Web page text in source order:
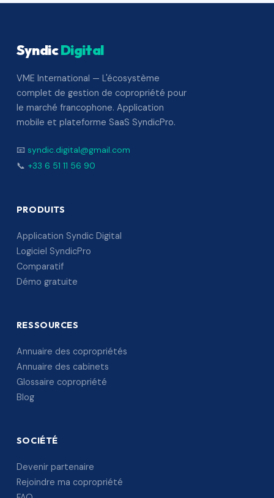
SyndicDigital
VME International — L'écosystème
complet de gestion de copropriété pour
le marché francophone. Application
mobile et plateforme SaaS SyndicPro.
📧 syndic.digital@gmail.com
📞 +33 6 51 11 56 90
PRODUITS
Application Syndic Digital
Logiciel SyndicPro
Comparatif
Démo gratuite
RESSOURCES
Annuaire des copropriétés
Annuaire des cabinets
Glossaire copropriété
Blog
SOCIÉTÉ
Devenir partenaire
Rejoindre ma copropriété